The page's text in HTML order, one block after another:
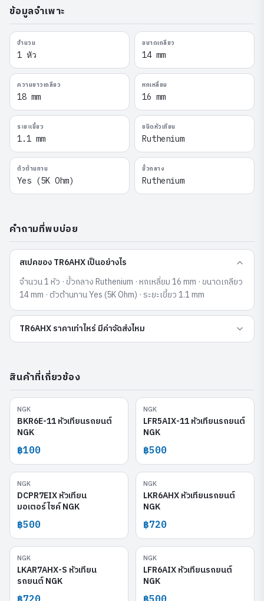
ข้อมูลจำเพาะ
จำนวน
1 หัว
ขนาดเกลียว
14 mm
ความยาวเกลียว
18 mm
หกเหลี่ยม
16 mm
ระยะเขี้ยว
1.1 mm
ชนิดหัวเทียน
Ruthenium
ตัวต้านทาน
Yes (5K Ohm)
ขั้วกลาง
Ruthenium
คำถามที่พบบ่อย
สเปคของ TR6AHX เป็นอย่างไร
จำนวน 1 หัว · ขั้วกลาง Ruthenium · หกเหลี่ยม 16 mm · ขนาดเกลียว
14 mm · ตัวต้านทาน Yes (5K Ohm) · ระยะเขี้ยว 1.1 mm
TR6AHX ราคาเท่าไหร่ มีค่าจัดส่งไหม
สินค้าที่เกี่ยวข้อง
NGK
BKR6E-11 หัวเทียนรถยนต์
NGK
฿100
NGK
LFR5AIX-11 หัวเทียนรถยนต์
NGK
฿500
NGK
DCPR7EIX หัวเทียน
มอเตอร์ไซค์ NGK
฿500
NGK
LKR6AHX หัวเทียนรถยนต์
NGK
฿720
NGK
LKAR7AHX-S หัวเทียน
รถยนต์ NGK
฿720
NGK
LFR6AIX หัวเทียนรถยนต์
NGK
฿500